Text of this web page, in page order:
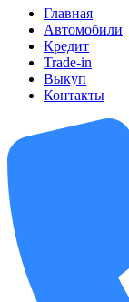
Главная
Автомобили
Кредит
Trade-in
Выкуп
Контакты